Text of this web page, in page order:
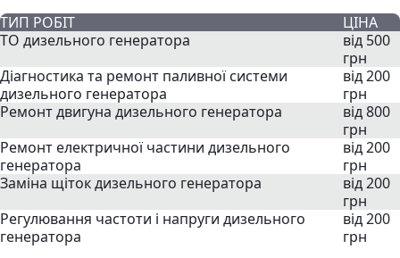
ТИП РОБІТ
ЦІНА
ТО дизельного генератора
від 500
грн
Діагностика та ремонт паливної системи
дизельного генератора
від 200
грн
Ремонт двигуна дизельного генератора
від 800
грн
Ремонт електричної частини дизельного
генератора
від 200
грн
Заміна щіток дизельного генератора
від 200
грн
Регулювання частоти і напруги дизельного
генератора
від 200
грн